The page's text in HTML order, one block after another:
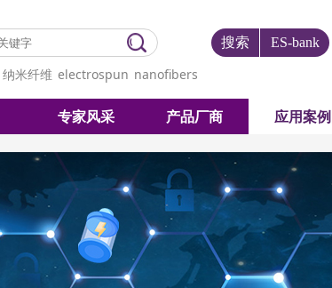
搜索 ES-bank
纳米纤维 electrospun nanofibers
专家风采 产品厂商 应用案例